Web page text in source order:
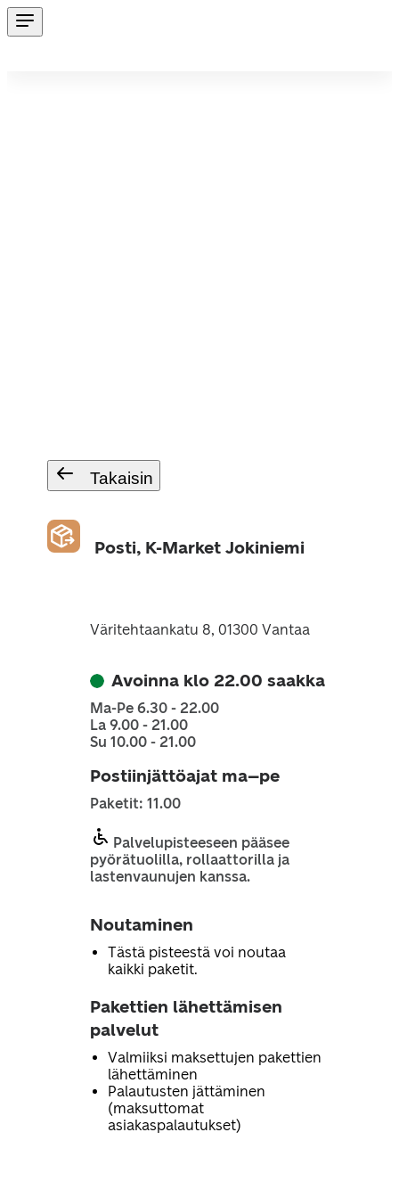
Takaisin
Posti, K-Market Jokiniemi
Väritehtaankatu 8, 01300 Vantaa
Avoinna klo 22.00 saakka
Ma-Pe 6.30 - 22.00
La 9.00 - 21.00
Su 10.00 - 21.00
Postiinjättöajat ma–pe
Paketit: 11.00
Palvelupisteeseen pääsee
pyörätuolilla, rollaattorilla ja
lastenvaunujen kanssa.
Noutaminen
Tästä pisteestä voi noutaa
kaikki paketit.
Pakettien lähettämisen
palvelut
Valmiiksi maksettujen pakettien
lähettäminen
Palautusten jättäminen
(maksuttomat
asiakaspalautukset)